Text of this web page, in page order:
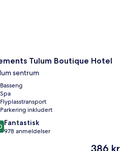
Tulum Boutique Hotel
sentrum
Basseng
Spa
Flyplasstransport
Parkering inkludert
Fantastisk
978 anmeldelser
Prisen
386 kr